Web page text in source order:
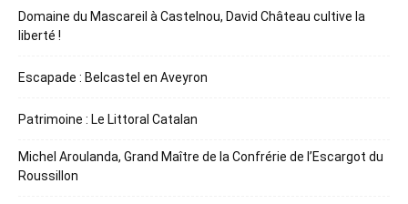
Domaine du Mascareil à Castelnou, David Château cultive la
liberté !
Escapade : Belcastel en Aveyron
Patrimoine : Le Littoral Catalan
Michel Aroulanda, Grand Maître de la Confrérie de l’Escargot du
Roussillon